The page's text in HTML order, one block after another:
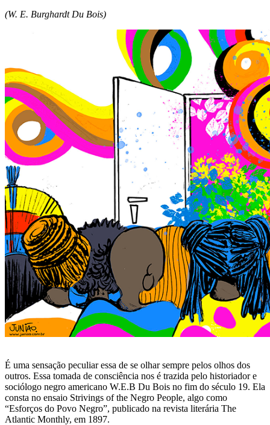
(W. E. Burghardt Du Bois)
É uma sensação peculiar essa de se olhar sempre pelos olhos dos
outros. Essa tomada de consciência nos é trazida pelo historiador e
sociólogo negro americano W.E.B Du Bois no fim do século 19. Ela
consta no ensaio Strivings of the Negro People, algo como
“Esforços do Povo Negro”, publicado na revista literária The
Atlantic Monthly, em 1897.